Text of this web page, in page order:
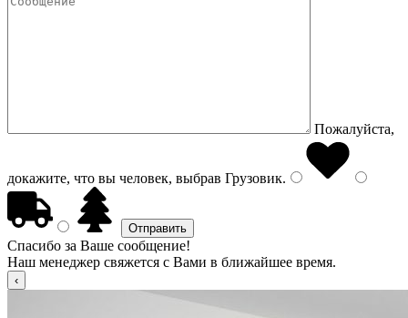
Пожалуйста,
докажите, что вы человек, выбрав Грузовик.
Спасибо за Ваше сообщение!
Наш менеджер свяжется с Вами в ближайшее время.